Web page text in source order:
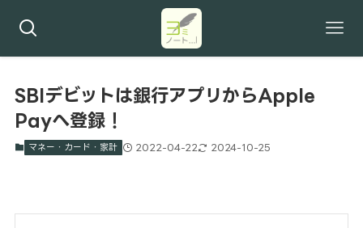
SBIデビットは銀行アプリからApple
Payへ登録！
マネー・カード・家計 2022-04-22 2024-10-25